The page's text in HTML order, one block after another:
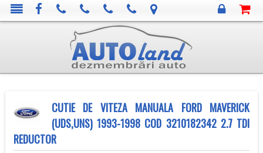
CUTIE DE VITEZA MANUALA FORD MAVERICK
(UDS,UNS) 1993-1998 COD 3210182342 2.7 TDI
REDUCTOR